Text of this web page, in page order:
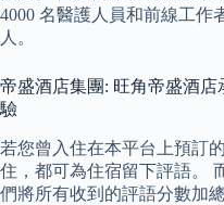
4000 名醫護人員和前線工作
人。
帝盛酒店集團: 旺角帝盛酒
驗
若您曾入住在本平台上預訂
住，都可為住宿留下評語。
們將所有收到的評語分數加